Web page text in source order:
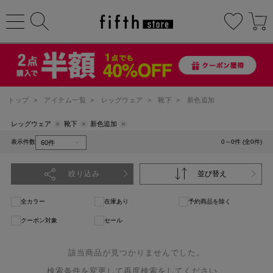
トップ > アイテム一覧 > レッグウェア > 靴下 > 新色追加
レッグウェア 靴下 新色追加
表示件数 0～0件 (全0件)
絞り込み 並び替え
全カラー 在庫あり 予約商品を除く
クーポン対象 セール
該当商品が見つかりませんでした。
検索条件を変更して再度検索をしてください。